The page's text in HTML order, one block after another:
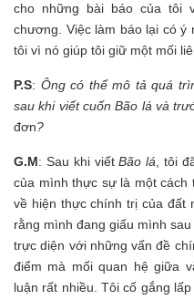
cho những bài báo của tôi
chương. Việc làm báo lại có
tôi vì nó giúp tôi giữ một mối
P.S: Ông có thể mô tả quá
sau khi viết cuốn Bão lá và
đơn?
G.M: Sau khi viếtBão lá, tôi
của mình thực sự là một cách
về hiện thực chính trị của đất
rằng mình đang giấu mình
trực diện với những vấn đề
điểm mà mối quan hệ giữa
luận rất nhiều. Tôi cố gắng